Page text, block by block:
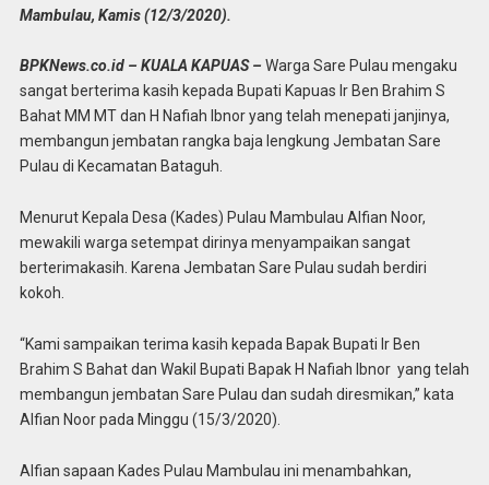
Mambulau, Kamis (12/3/2020).
BPKNews.co.id – KUALA KAPUAS – Warga Sare Pulau mengaku
sangat berterima kasih kepada Bupati Kapuas Ir Ben Brahim S
Bahat MM MT dan H Nafiah Ibnor yang telah menepati janjinya,
membangun jembatan rangka baja lengkung Jembatan Sare
Pulau di Kecamatan Bataguh.
Menurut Kepala Desa (Kades) Pulau Mambulau Alfian Noor,
mewakili warga setempat dirinya menyampaikan sangat
berterimakasih. Karena Jembatan Sare Pulau sudah berdiri
kokoh.
“Kami sampaikan terima kasih kepada Bapak Bupati Ir Ben
Brahim S Bahat dan Wakil Bupati Bapak H Nafiah Ibnor yang telah
membangun jembatan Sare Pulau dan sudah diresmikan,” kata
Alfian Noor pada Minggu (15/3/2020).
Alfian sapaan Kades Pulau Mambulau ini menambahkan,